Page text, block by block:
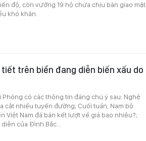
độ, còn vướng 19 hộ chưa chịu bàn giao mặt
khó khăn.
trên biển đang diễn biến xấu do
Phóng có các thông tin đáng chú ý sau: Nghệ
cắt nhiều tuyến đường; Cuối tuần, Nam bộ
Việt Nam đá bán kết lượt về giá bao nhiêu?;
của Đình Bắc...